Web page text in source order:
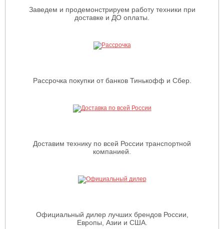
Заведем и продемонстрируем работу техники при
доставке и ДО оплаты.
Рассрочка покупки от банков Тинькофф и Сбер.
Доставим технику по всей России транспортной
компанией.
Официальный дилер лучших брендов России,
Европы, Азии и США.